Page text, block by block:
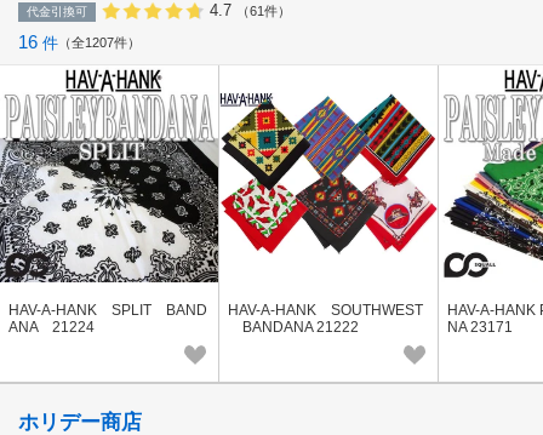
代金引換可 4.7 （61件）
16 件 全1207件
HAV-A-HANK SPLIT BAND
ANA 21224
HAV-A-HANK SOUTHWEST
BANDANA 21222
HAV-A-HANK
NA 23171
ホリデー商店